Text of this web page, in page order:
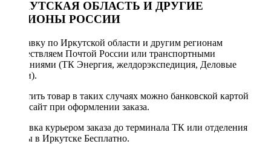
ИРКУТСКАЯ ОБЛАСТЬ И ДРУГИЕ
РЕГИОНЫ РОССИИ
Отправку по Иркутской области и другим регионам
осуществляем Почтой России или транспортными
компаниями (ТК Энергия, желдорэкспедиция, Деловые
линии).
Оплатить товар в таких случаях можно банковской картой
через сайт при оформлении заказа.
Доставка курьером заказа до терминала ТК или отделения
Почты в Иркутске Бесплатно.